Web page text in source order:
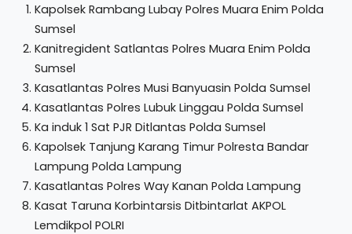
Kapolsek Rambang Lubay Polres Muara Enim Polda
Sumsel
Kanitregident Satlantas Polres Muara Enim Polda
Sumsel
Kasatlantas Polres Musi Banyuasin Polda Sumsel
Kasatlantas Polres Lubuk Linggau Polda Sumsel
Ka induk 1 Sat PJR Ditlantas Polda Sumsel
Kapolsek Tanjung Karang Timur Polresta Bandar
Lampung Polda Lampung
Kasatlantas Polres Way Kanan Polda Lampung
Kasat Taruna Korbintarsis Ditbintarlat AKPOL
Lemdikpol POLRI